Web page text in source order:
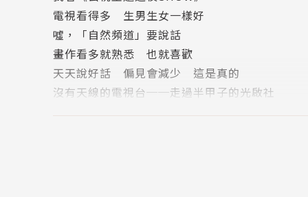
●媒介史上的不同頻譜
傳統媒介之外，俗稱「第四台」的有線電視、
閃爍不同的頻譜。台灣社會追求自我解放的力量
台灣擁有密度全球第一的24小時電視新聞頻道
容，取自網路瀏覽器、行車紀錄器和街道監視
電視看得多 生男生女一樣好
噓，「自然頻道」要說話
畫作看多就熟悉 也就喜歡
天天說好話 偏見會減少 這是真的
沒有天線的電視台──走過半甲子的光啟社